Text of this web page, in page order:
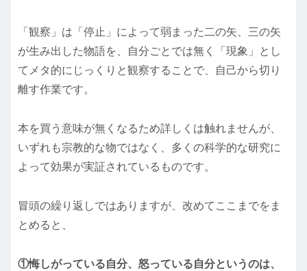
「観察」は「停止」によって弱まった二の矢、三の矢
が生み出した物語を、自分ごとでは無く「現象」とし
てメタ的にじっくりと観察することで、自己から切り
離す作業です。
本を買う意味が無くなるため詳しくは触れませんが、
いずれも宗教的な物ではなく、多くの科学的な研究に
よって効果が実証されているものです。
冒頭の繰り返しではありますが、改めてここまでをま
とめると、
①悔しがっている自分、怒っている自分というのは、